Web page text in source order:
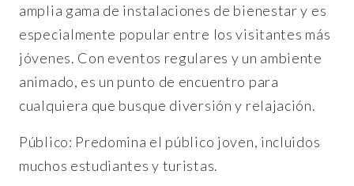
amplia gama de instalaciones de bienestar y es
especialmente popular entre los visitantes más
jóvenes. Con eventos regulares y un ambiente
animado, es un punto de encuentro para
cualquiera que busque diversión y relajación.
Público: Predomina el público joven, incluidos
muchos estudiantes y turistas.